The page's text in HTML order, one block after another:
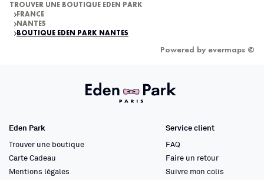
TROUVER UNE BOUTIQUE EDEN PARK
FRANCE
NANTES
BOUTIQUE EDEN PARK NANTES
Powered by evermaps ©
Eden Park
Trouver une boutique
Carte Cadeau
Mentions légales
Service client
FAQ
Faire un retour
Suivre mon colis